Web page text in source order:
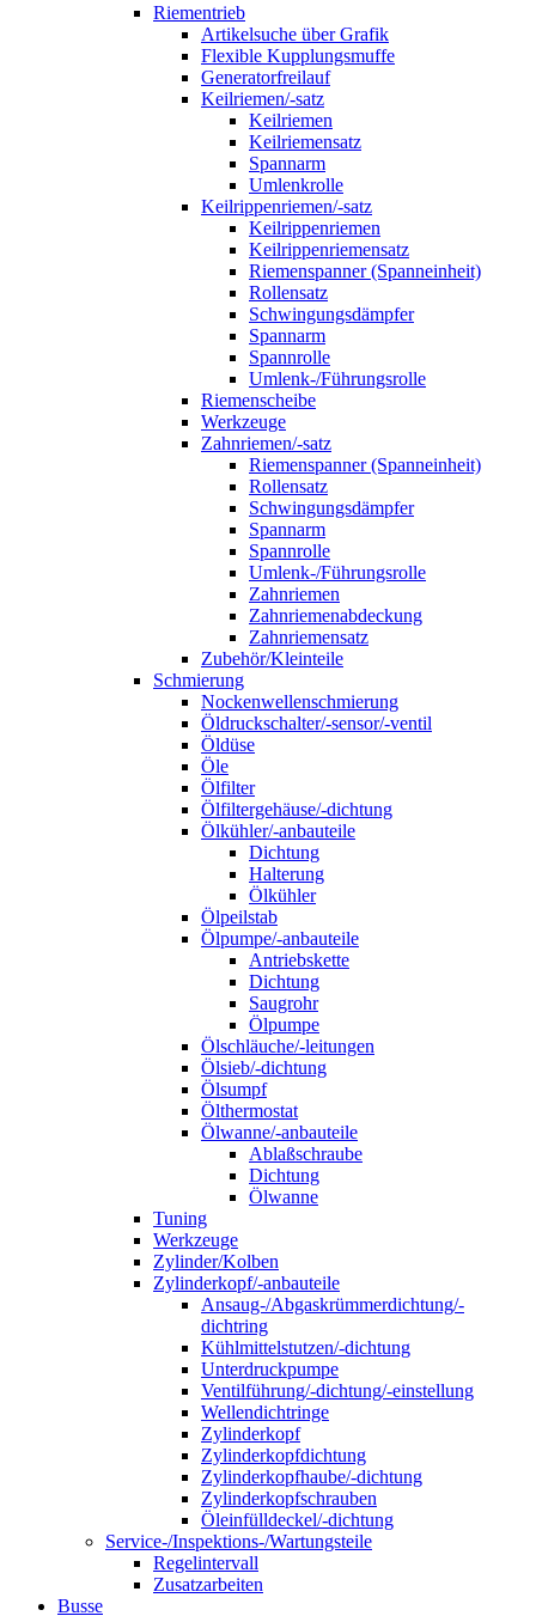
Riementrieb
Artikelsuche über Grafik
Flexible Kupplungsmuffe
Generatorfreilauf
Keilriemen/-satz
Keilriemen
Keilriemensatz
Spannarm
Umlenkrolle
Keilrippenriemen/-satz
Keilrippenriemen
Keilrippenriemensatz
Riemenspanner (Spanneinheit)
Rollensatz
Schwingungsdämpfer
Spannarm
Spannrolle
Umlenk-/Führungsrolle
Riemenscheibe
Werkzeuge
Zahnriemen/-satz
Riemenspanner (Spanneinheit)
Rollensatz
Schwingungsdämpfer
Spannarm
Spannrolle
Umlenk-/Führungsrolle
Zahnriemen
Zahnriemenabdeckung
Zahnriemensatz
Zubehör/Kleinteile
Schmierung
Nockenwellenschmierung
Öldruckschalter/-sensor/-ventil
Öldüse
Öle
Ölfilter
Ölfiltergehäuse/-dichtung
Ölkühler/-anbauteile
Dichtung
Halterung
Ölkühler
Ölpeilstab
Ölpumpe/-anbauteile
Antriebskette
Dichtung
Saugrohr
Ölpumpe
Ölschläuche/-leitungen
Ölsieb/-dichtung
Ölsumpf
Ölthermostat
Ölwanne/-anbauteile
Ablaßschraube
Dichtung
Ölwanne
Tuning
Werkzeuge
Zylinder/Kolben
Zylinderkopf/-anbauteile
Ansaug-/Abgaskrümmerdichtung/-
dichtring
Kühlmittelstutzen/-dichtung
Unterdruckpumpe
Ventilführung/-dichtung/-einstellung
Wellendichtringe
Zylinderkopf
Zylinderkopfdichtung
Zylinderkopfhaube/-dichtung
Zylinderkopfschrauben
Öleinfülldeckel/-dichtung
Service-/Inspektions-/Wartungsteile
Regelintervall
Zusatzarbeiten
Busse